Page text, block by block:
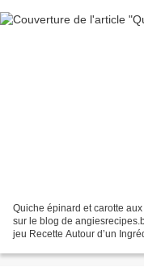
Quiche épinard et carotte
sur le blog de
jeu Recette Autour d’un